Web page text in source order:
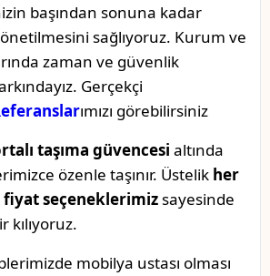
başından sonuna kadar
sağlıyoruz. Kurum ve
zaman ve güvenlik
Gerçekçi
ımızı görebilirsiniz
taşıma güvencesi altında
özenle taşınır. Üstelik her
seçeneklerimizsayesinde
kılıyoruz.
mobilya ustası olması